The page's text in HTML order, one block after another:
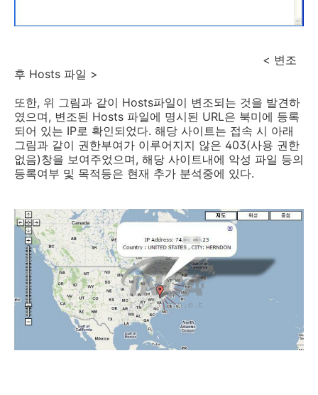
< 변조
후 Hosts 파일 >
또한, 위 그림과 같이 Hosts파일이 변조되는 것을 발견하
였으며, 변조된 Hosts 파일에 명시된 URL은 북미에 등록
되어 있는 IP로 확인되었다. 해당 사이트는 접속 시 아래
그림과 같이 권한부여가 이루어지지 않은 403(사용 권한
없음)창을 보여주었으며, 해당 사이트내에 악성 파일 등의
등록여부 및 목적등은 현재 추가 분석중에 있다.